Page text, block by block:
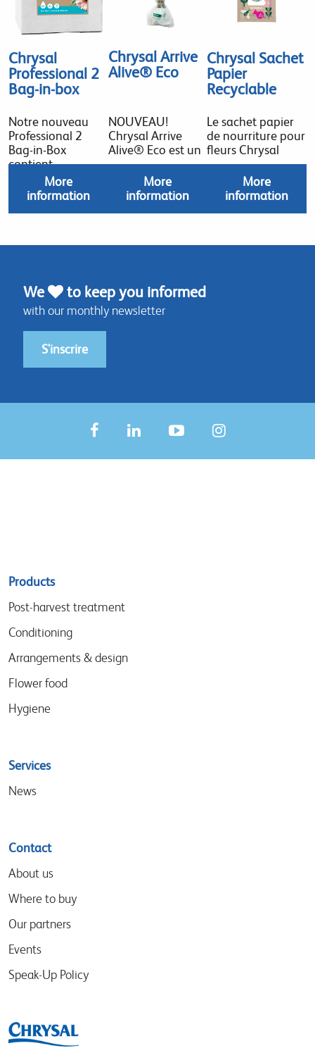
Chrysal
Professional 2
Bag-in-box
Notre nouveau
Professional 2
Bag-in-Box
contient
More
information
Chrysal Arrive
Alive® Eco
NOUVEAU!
Chrysal Arrive
Alive® Eco est un
More
information
Chrysal Sachet
Papier
Recyclable
Le sachet papier
de nourriture pour
fleurs Chrysal
More
information
We to keep you informed
with our monthly newsletter
S'inscrire
Sitemap
menu
Products
Post-harvest treatment
Conditioning
Arrangements & design
Flower food
Hygiene
Services
News
Contact
About us
Where to buy
Our partners
Events
Speak-Up Policy